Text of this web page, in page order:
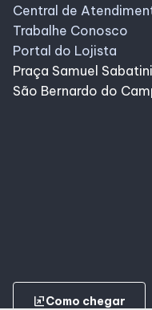
Central de
Trabalhe Conosco
Portal do Lojista
Praça Samuel
São Bernardo do
ungroupComo chegar